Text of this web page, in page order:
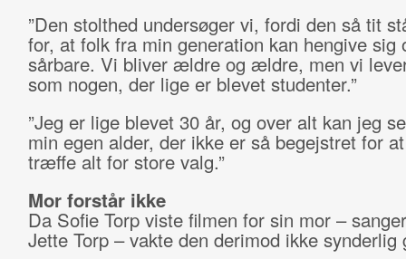
”Den stolthed undersøger vi, fordi den så tit
for, at folk fra min generation kan hengive
sårbare. Vi bliver ældre og ældre, men vi
som nogen, der lige er blevet studenter.”
”Jeg er lige blevet 30 år, og over alt kan jeg
min egen alder, der ikke er så begejstret for
træffe alt for store valg.”
Mor forstår ikke
Da Sofie Torp viste filmen for sin mor –
Jette Torp – vakte den derimod ikke synderlig